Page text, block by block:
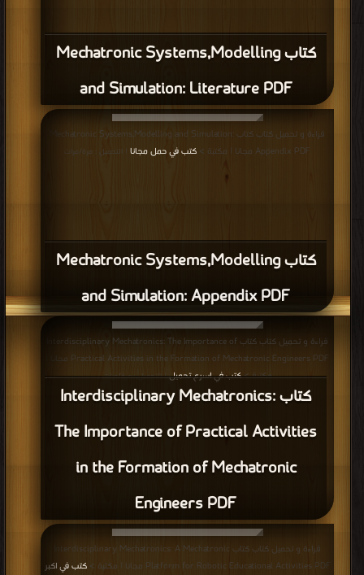
كتاب Mechatronic Systems,Modelling
and Simulation: Literature PDF
كتاب Mechatronic Systems,Modelling
and Simulation: Appendix PDF
قراءة و تحميل كتاب كتاب Mechatronic Systems,Modelling and Simulation:
Appendix PDF مجانا | مكتبة >
كتب في حمل مجانا | التحميل : مرة/مرات
كتاب Interdisciplinary Mechatronics:
The Importance of Practical Activities
in the Formation of Mechatronic
Engineers PDF
قراءة و تحميل كتاب كتاب Interdisciplinary Mechatronics: The Importance of
Practical Activities in the Formation of Mechatronic Engineers PDF مجانا |
مكتبة >كتب في اسرع تحميل| التحميل : مرة/مرات
قراءة و تحميل كتاب كتاب Interdisciplinary Mechatronics: A Mechatronic
Platform for Robotic Educational Activities PDF مجانا | مكتبة >
كتب في اكبر